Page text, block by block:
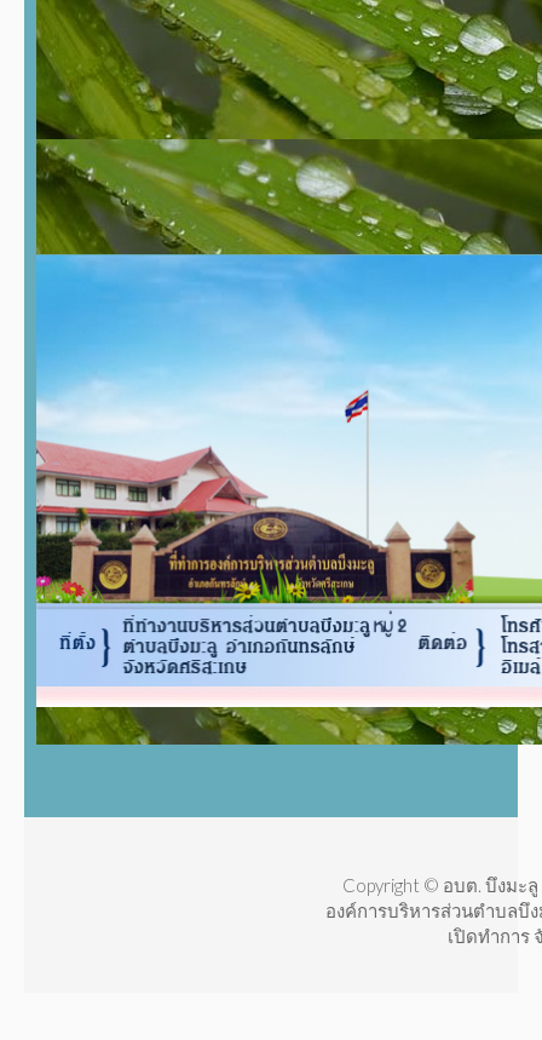
Copyright © อบต. บึงมะ
องค์การบริหารส่วนตำบลบึ